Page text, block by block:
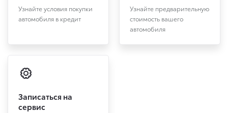
Узнайте условия покупки
автомобиля в кредит
Узнайте предварительную
стоимость вашего
автомобиля
Записаться на
сервис